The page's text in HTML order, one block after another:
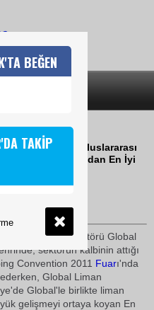
ÖDÜL
kalbinin attığı uluslararası
2011 Fuarı'ndan En İyi
ödülünü aldı
öncü liman operatörü Global
sektörün kalbinin attığı
Convention 2011 Fuarı'nda
Global Liman
Global'le birlikte liman
gelişmeyi ortaya koyan En
BEĞEN
TAKİP